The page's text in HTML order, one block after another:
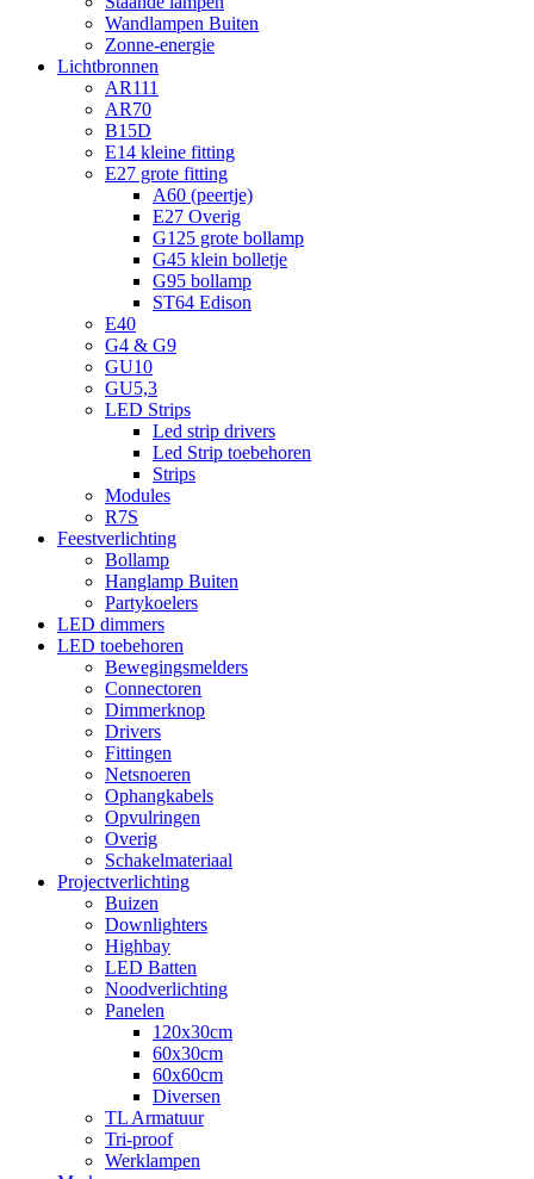
Wandlampen Buiten
Zonne-energie
Lichtbronnen
AR111
AR70
B15D
E14 kleine fitting
E27 grote fitting
A60 (peertje)
E27 Overig
G125 grote bollamp
G45 klein bolletje
G95 bollamp
ST64 Edison
E40
G4 & G9
GU10
GU5,3
LED Strips
Led strip drivers
Led Strip toebehoren
Strips
Modules
R7S
Feestverlichting
Bollamp
Hanglamp Buiten
Partykoelers
LED dimmers
LED toebehoren
Bewegingsmelders
Connectoren
Dimmerknop
Drivers
Fittingen
Netsnoeren
Ophangkabels
Opvulringen
Overig
Schakelmateriaal
Projectverlichting
Buizen
Downlighters
Highbay
LED Batten
Noodverlichting
Panelen
120x30cm
60x30cm
60x60cm
Diversen
TL Armatuur
Tri-proof
Werklampen